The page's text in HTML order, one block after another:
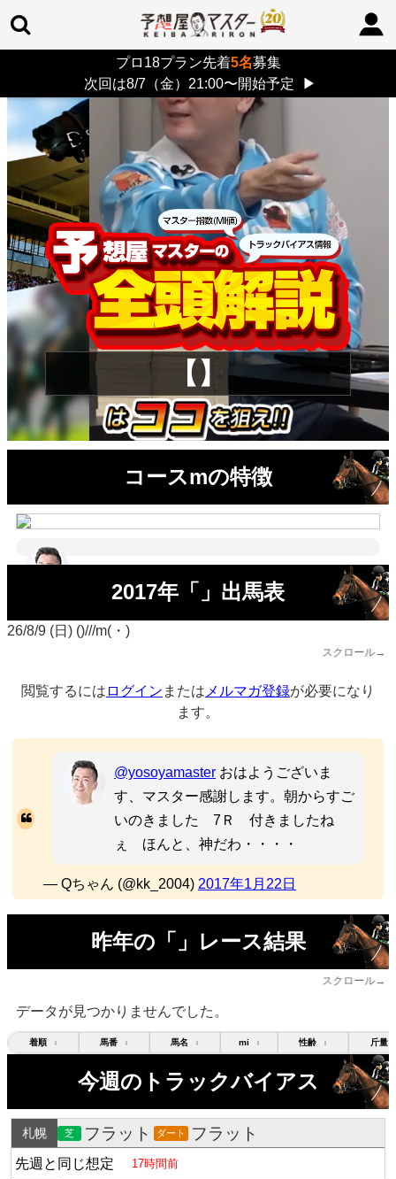
プロ18プラン先着5名募集
次回は8/7（金）21:00〜開始予定
▶
> 26/8/9 (日)
【】
コースmの特徴
2017年「」出馬表
26/8/9 (日) ()///m(・)
スクロール→
閲覧するには ログイン または メルマガ登録が必要になり
ます。
@yosoyamaster おはようございま
す、マスター感謝します。朝からすご
いのきました 7Ｒ 付きましたね
ぇ ほんと、神だわ・・・・
— Qちゃん (@kk_2004) 2017年1月22日
昨年の「」レース結果
スクロール→
データが見つかりませんでした。
着順 ↕ 馬番 ↕ 馬名 ↕ mi ↕ 性齢 ↕ 斤量
今週のトラックバイアス
札幌 芝 フラット ダート フラット
先週と同じ想定 17時間前